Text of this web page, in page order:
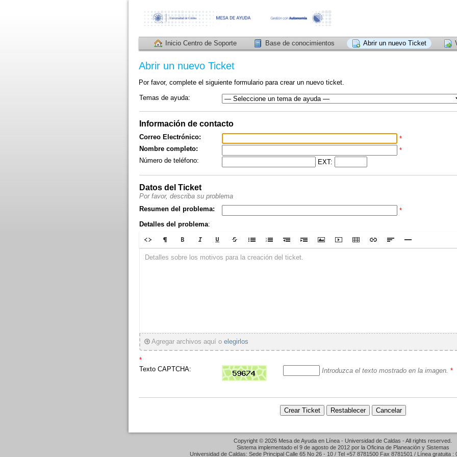
Inicio Centro de Soporte Base de conocimientos Abrir un nuevo Ticket
Abrir un nuevo Ticket
Por favor, complete el siguiente formulario para crear un nuevo ticket.
Temas de ayuda:
Información de contacto
Correo Electrónico:
*
Nombre completo:
*
Número de teléfono:
EXT:
Datos del Ticket
Por favor, describa su problema
Resumen del problema:
*
Detalles del problema:
Detalles sobre los motivos para la creación del ticket.
Agregar archivos aquí o elegirlos
*
Texto CAPTCHA:
Introduzca el texto mostrado en la imagen. *
Copyright © 2026 Mesa de Ayuda en Línea - Universidad de Caldas - All rights reserved.
Sistema implementado el 9 de agosto de 2012 por la Oficina de Planeación y Sistemas
Universidad de Caldas: Sede Principal Calle 65 No 26 - 10 / Tel +57 8781500 Fax 8781501 / Línea gratuita :